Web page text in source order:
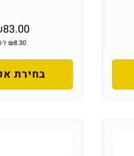
83.00
₪8.30 ל-100 גרם
בחירת